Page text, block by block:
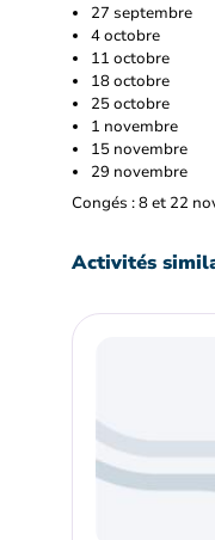
27 septembre
4 octobre
11 octobre
18 octobre
25 octobre
1 novembre
15 novembre
29 novembre
Congés : 8 et 22
Activités